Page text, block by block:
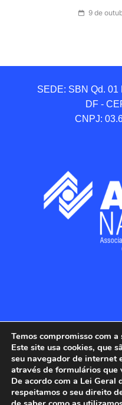
9 de
SEDE: SBN Qd. 01
DF -
CNPJ:
Fiscais da
Todos os
Temos compromisso com
Este site usa cookies, que
seu navegador de internet
através de formulários que
De acordo com a Lei Geral
respeitamos o seu direito